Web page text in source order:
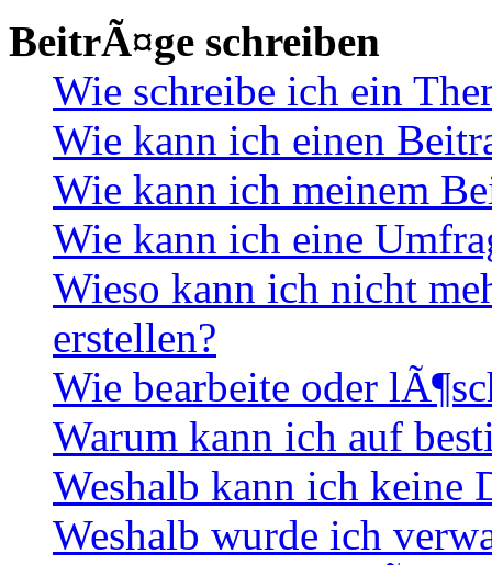
BeitrÃ¤ge schreiben
Wie schreibe ich ein
Wie kann ich einen
Wie kann ich meinem
Wie kann ich eine
Wieso kann ich nicht
erstellen?
Wie bearbeite oder
Warum kann ich auf
Weshalb kann ich keine
Weshalb wurde ich